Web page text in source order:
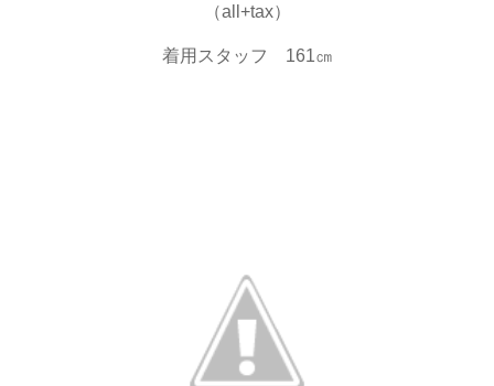
（all+tax）
着用スタッフ 161㎝